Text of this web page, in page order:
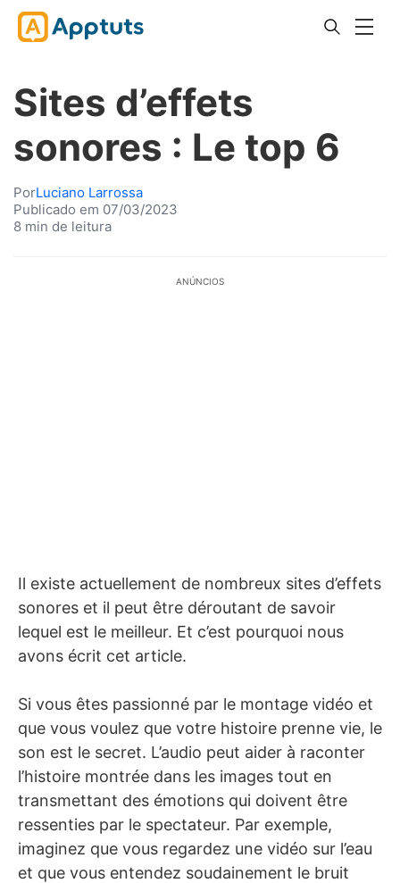
Sites d’effets
sonores : Le top 6
PorLuciano Larrossa
Publicado em 07/03/2023
8 min de leitura
ANÚNCIOS
Il existe actuellement de nombreux sites d’effets
sonores et il peut être déroutant de savoir
lequel est le meilleur. Et c’est pourquoi nous
avons écrit cet article.
Si vous êtes passionné par le montage vidéo et
que vous voulez que votre histoire prenne vie, le
son est le secret. L’audio peut aider à raconter
l’histoire montrée dans les images tout en
transmettant des émotions qui doivent être
ressenties par le spectateur. Par exemple,
imaginez que vous regardez une vidéo sur l’eau
et que vous entendez soudainement le bruit